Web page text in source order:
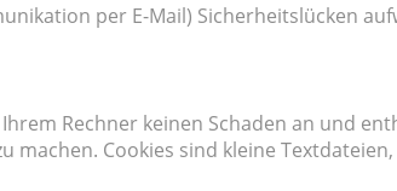
per E-Mail) Sicherheitslücken
Rechner keinen Schaden an und
Cookies sind kleine